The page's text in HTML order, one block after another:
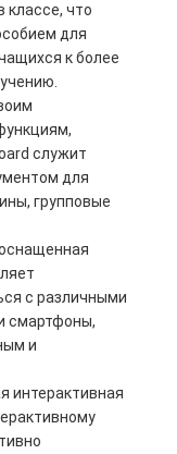
классе, что
для
к более
служит
для
групповые
с различными
смартфоны,
и
интерактивная